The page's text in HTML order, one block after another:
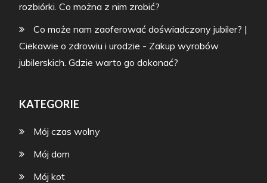
rozbiórki. Co można z nim zrobić?
Co może nam zaoferować doświadczony jubiler? |
Ciekawie o zdrowiu i urodzie - Zakup wyrobów
jubilerskich. Gdzie warto go dokonać?
KATEGORIE
Mój czas wolny
Mój dom
Mój kot